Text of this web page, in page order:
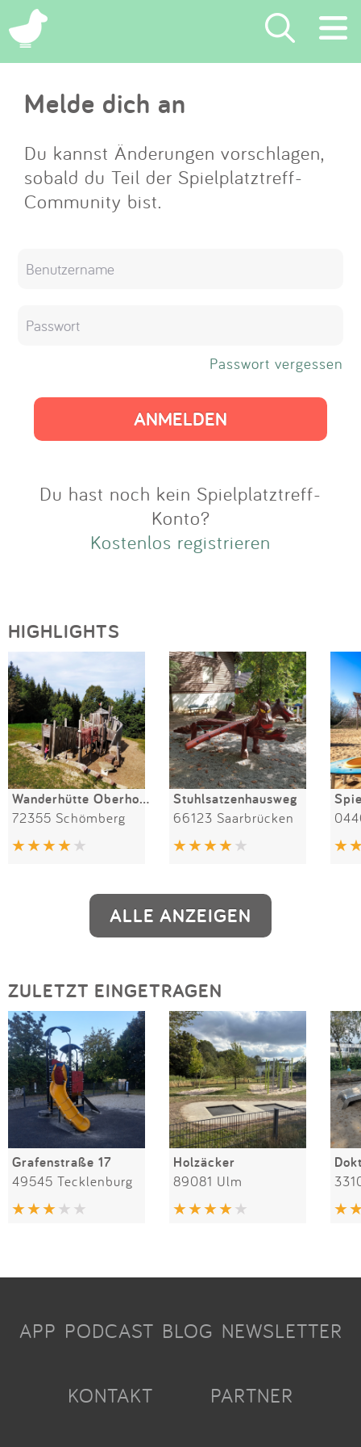
×
Suchen
Eintragen
App
Impressum
Anmelden
Melde dich an
Du kannst Änderungen vorschlagen,
sobald du Teil der Spielplatztreff-
Community bist.
Passwort vergessen
Du hast noch kein Spielplatztreff-
Konto?
Kostenlos registrieren
HIGHLIGHTS
Wanderhütte Oberhohenberg
72355 Schömberg
Stuhlsatzenhausweg
66123 Saarbrücken
ALLE ANZEIGEN
ZULETZT EINGETRAGEN
Grafenstraße 17
49545 Tecklenburg
Holzäcker
89081 Ulm
APP PODCAST BLOG NEWSLETTER
KONTAKT PARTNER